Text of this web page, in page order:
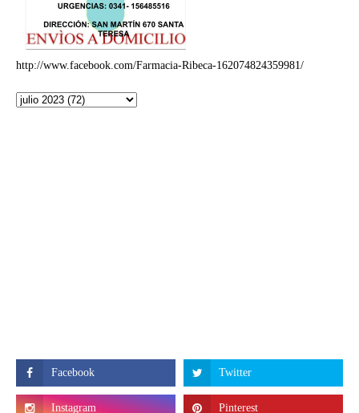
http://www.facebook.com/Farmacia-Ribeca-162074824359981/